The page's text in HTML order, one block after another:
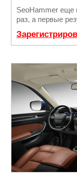
SeoHammer еще
раз, а первые